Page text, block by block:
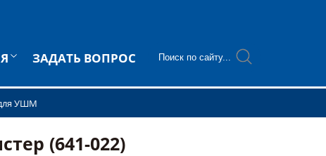
ЗАДАТЬ ВОПРОС
УШМ
(641-022)